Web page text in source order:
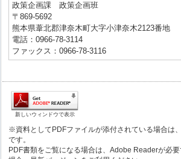
政策企画課 政策企画班
〒869-5692
熊本県葦北郡津奈木町大字小津奈木2123番地
電話：0966-78-3114
ファックス：0966-78-3116
新しいウィンドウで表示
※資料としてPDFファイルが添付されている場合は
です。
PDF書類をご覧になる場合は、Adobe Readerが必